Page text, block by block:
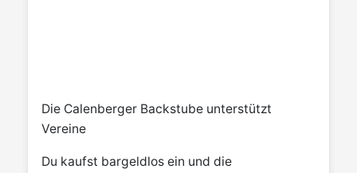
Die Calenberger Backstube unterstützt
Vereine
Du kaufst bargeldlos ein und die